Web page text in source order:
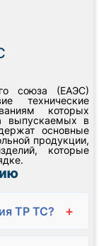
союза (ЕАЭС)
технические
которых
выпускаемых в
основные
продукции,
которые
ТР ТС? +